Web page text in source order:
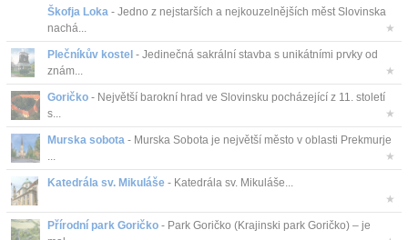
Škofja Loka - Jedno z nejstarších a nejkouzelnějších měst Slovinska
nachá...
★
Plečníkův kostel - Jedinečná sakrální stavba s unikátními prvky od
znám...
★
Goričko - Největší barokní hrad ve Slovinsku pocházející z 11. století
s...
★
Murska sobota - Murska Sobota je největší město v oblasti Prekmurje
...
★
Katedrála sv. Mikuláše - Katedrála sv. Mikuláše...
★
Přírodní park Goričko - Park Goričko (Krajinski park Goričko) – je